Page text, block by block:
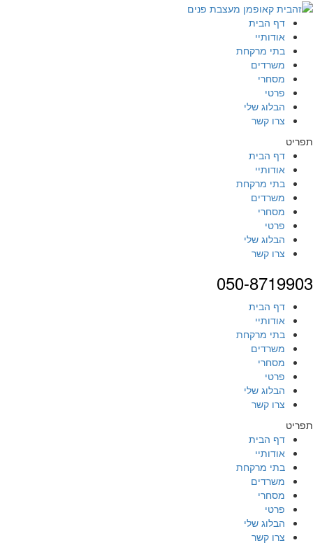
דף הבית
אודותיי
בתי מרקחת
משרדים
מסחרי
פרטי
הבלוג שלי
צרו קשר
תפריט
דף הבית
אודותיי
בתי מרקחת
משרדים
מסחרי
פרטי
הבלוג שלי
צרו קשר
050-8719903
דף הבית
אודותיי
בתי מרקחת
משרדים
מסחרי
פרטי
הבלוג שלי
צרו קשר
תפריט
דף הבית
אודותיי
בתי מרקחת
משרדים
מסחרי
פרטי
הבלוג שלי
צרו קשר